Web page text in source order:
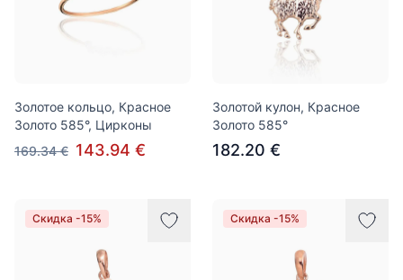
Золотое кольцо, Красное
Золото 585°, Цирконы
169.34 € 143.94 €
Золотой кулон, Красное
Золото 585°
182.20 €
Скидка -15% Скидка -15%